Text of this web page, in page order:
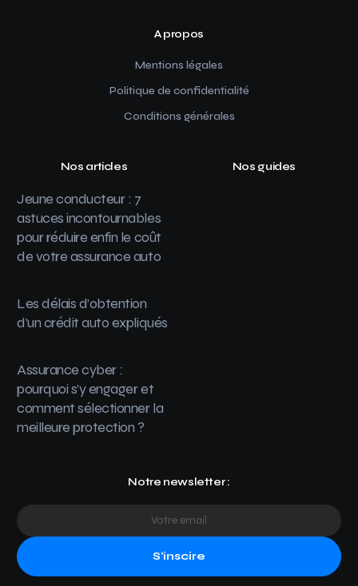
A propos
Mentions légales
Politique de confidentialité
Conditions générales
Nos articles
Jeune conducteur : 7
astuces incontournables
pour réduire enfin le coût
de votre assurance auto
Les délais d’obtention
d’un crédit auto expliqués
Assurance cyber :
pourquoi s’y engager et
comment sélectionner la
meilleure protection ?
Nos guides
Notre newsletter :
S'inscire